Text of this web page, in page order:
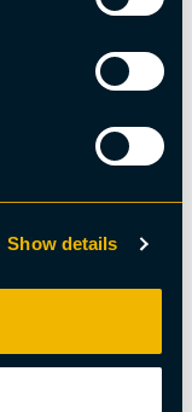
Show details